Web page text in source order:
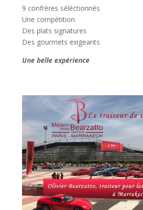
9 confrères séléctionnés
Une compétition
Des plats signatures
Des gourmets exigeants
Une belle expérience